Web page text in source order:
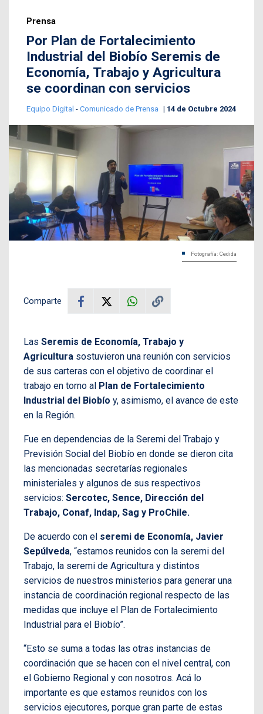
Prensa
Por Plan de Fortalecimiento
Industrial del Biobío Seremis de
Economía, Trabajo y Agricultura
se coordinan con servicios
Equipo Digital - Comunicado de Prensa 14 de Octubre 2024
Fotografía: Cedida
Comparte
Las Seremis de Economía, Trabajo y
Agricultura sostuvieron una reunión con servicios
de sus carteras con el objetivo de coordinar el
trabajo en torno al Plan de Fortalecimiento
Industrial del Biobío y, asimismo, el avance de este
en la Región.
Fue en dependencias de la Seremi del Trabajo y
Previsión Social del Biobío en donde se dieron cita
las mencionadas secretarías regionales
ministeriales y algunos de sus respectivos
servicios: Sercotec, Sence, Dirección del
Trabajo, Conaf, Indap, Sag y ProChile.
De acuerdo con el seremi de Economía, Javier
Sepúlveda, “estamos reunidos con la seremi del
Trabajo, la seremi de Agricultura y distintos
servicios de nuestros ministerios para generar una
instancia de coordinación regional respecto de las
medidas que incluye el Plan de Fortalecimiento
Industrial para el Biobío”.
“Esto se suma a todas las otras instancias de
coordinación que se hacen con el nivel central, con
el Gobierno Regional y con nosotros. Acá lo
importante es que estamos reunidos con los
servicios ejecutores, porque gran parte de estas